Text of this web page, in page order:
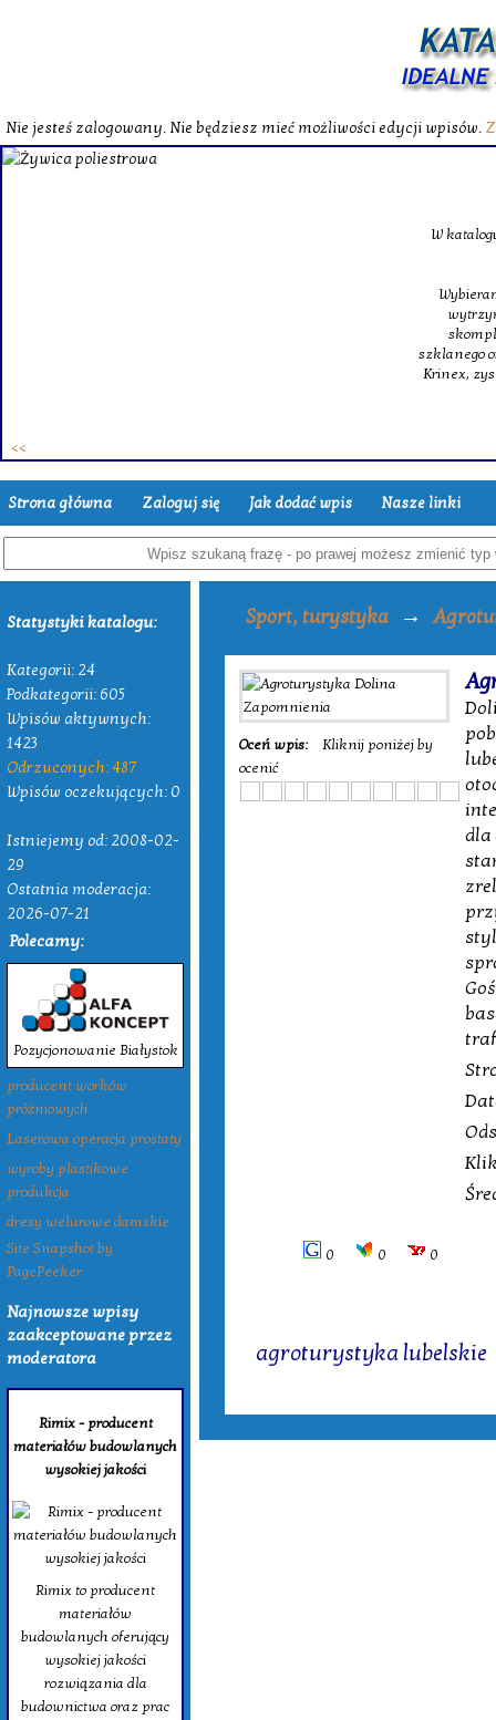
Nie jesteś zalogowany. Nie będziesz mieć możliwości edycji wpisów.
W
szklanego
Krinex,
Strona główna Zaloguj się Jak dodać wpis Nasze linki
Statystyki katalogu:
Kategorii: 24
Podkategorii: 605
Wpisów aktywnych:
1423
Odrzuconych: 487
Wpisów oczekujących: 0
Istniejemy od: 2008-02-
29
Ostatnia moderacja:
2026-07-21
Polecamy:
Pozycjonowanie Białystok
producent worków
próżniowych
Laserowa operacja prostaty
wyroby plastikowe
produkcja
dresy welurowe damskie
Site Snapshot by
PagePeeker
Najnowsze wpisy
zaakceptowane przez
moderatora
Rimix - producent
materiałów budowlanych
wysokiej jakości
Rimix to producent
materiałów
budowlanych oferujący
wysokiej jakości
rozwiązania dla
budownictwa oraz prac
Sport, turystyka →
Oceń wpis:
Kliknij poniżej by
ocenić
dla
0 0 0
agroturystyka lubelskie